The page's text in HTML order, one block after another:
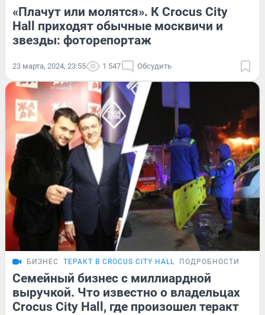
«Плачут или молятся». К Crocus City
Hall приходят обычные москвичи и
звезды: фоторепортаж
23 марта, 2024, 23:55 1 547 Обсудить
БИЗНЕС ТЕРАКТ В CROCUS CITY HALL ПОДРОБНОСТИ
Семейный бизнес с миллиардной
выручкой. Что известно о владельцах
Crocus City Hall, где произошел теракт